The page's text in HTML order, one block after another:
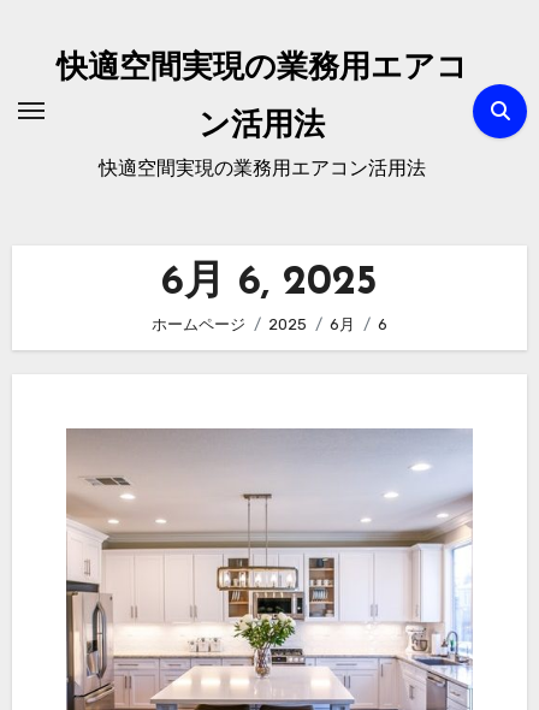
快適空間実現の業務用エアコ
ン活用法
快適空間実現の業務用エアコン活用法
6月 6, 2025
ホームページ 2025 6月 6